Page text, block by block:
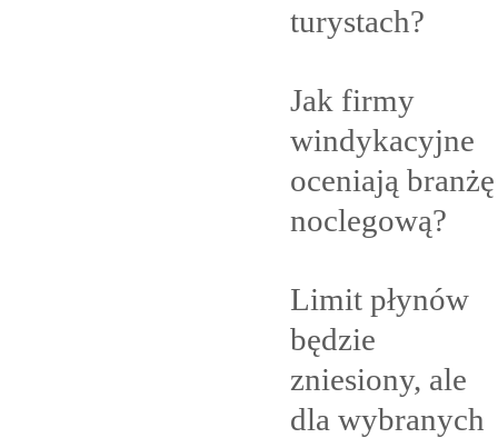
turystach?
Jak firmy
windykacyjne
oceniają branżę
noclegową?
Limit płynów
będzie
zniesiony, ale
dla wybranych